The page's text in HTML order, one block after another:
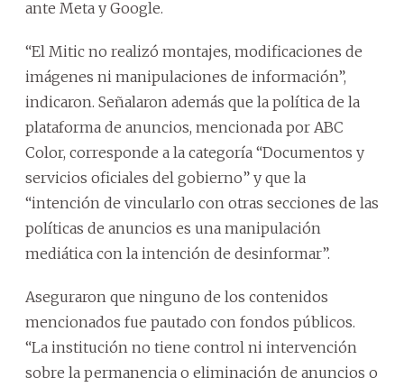
ante Meta y Google.
“El Mitic no realizó montajes, modificaciones de
imágenes ni manipulaciones de información”,
indicaron. Señalaron además que la política de la
plataforma de anuncios, mencionada por ABC
Color, corresponde a la categoría “Documentos y
servicios oficiales del gobierno” y que la
“intención de vincularlo con otras secciones de las
políticas de anuncios es una manipulación
mediática con la intención de desinformar”.
Aseguraron que ninguno de los contenidos
mencionados fue pautado con fondos públicos.
“La institución no tiene control ni intervención
sobre la permanencia o eliminación de anuncios o